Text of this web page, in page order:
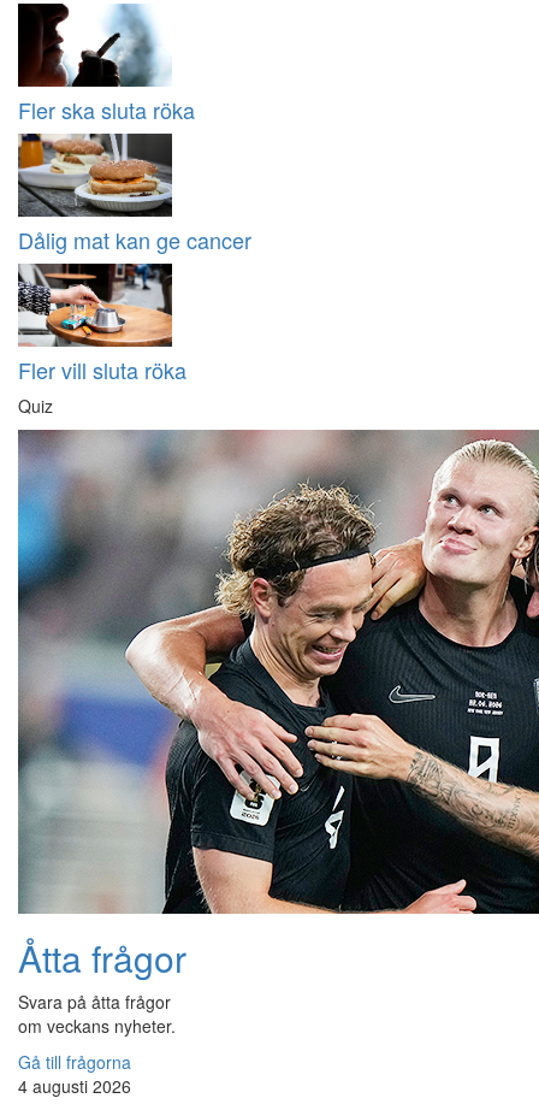
Fler ska sluta röka
Dålig mat kan ge cancer
Fler vill sluta röka
Quiz
Åtta frågor
Svara på åtta frågor
om veckans nyheter.
Gå till frågorna
4 augusti 2026